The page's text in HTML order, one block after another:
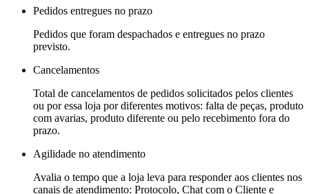
Pedidos entregues no prazo
Pedidos que foram despachados e entregues no prazo
previsto.
Cancelamentos
Total de cancelamentos de pedidos solicitados pelos clientes
ou por essa loja por diferentes motivos: falta de peças, produto
com avarias, produto diferente ou pelo recebimento fora do
prazo.
Agilidade no atendimento
Avalia o tempo que a loja leva para responder aos clientes nos
canais de atendimento: Protocolo, Chat com o Cliente e